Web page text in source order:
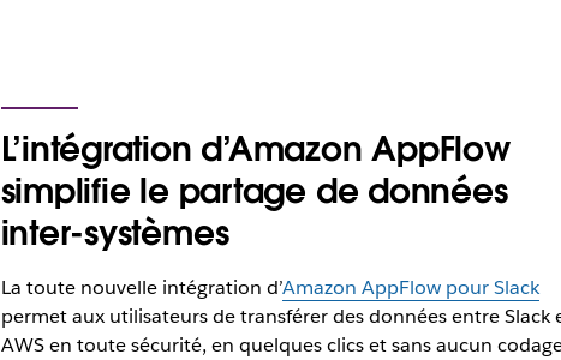
L’intégration d’Amazon AppFlow
simplifie le partage de données
inter-systèmes
La toute nouvelle intégration d’Amazon AppFlow pour Slack
permet aux utilisateurs de transférer des données entre Slack
AWS en toute sécurité, en quelques clics et sans aucun